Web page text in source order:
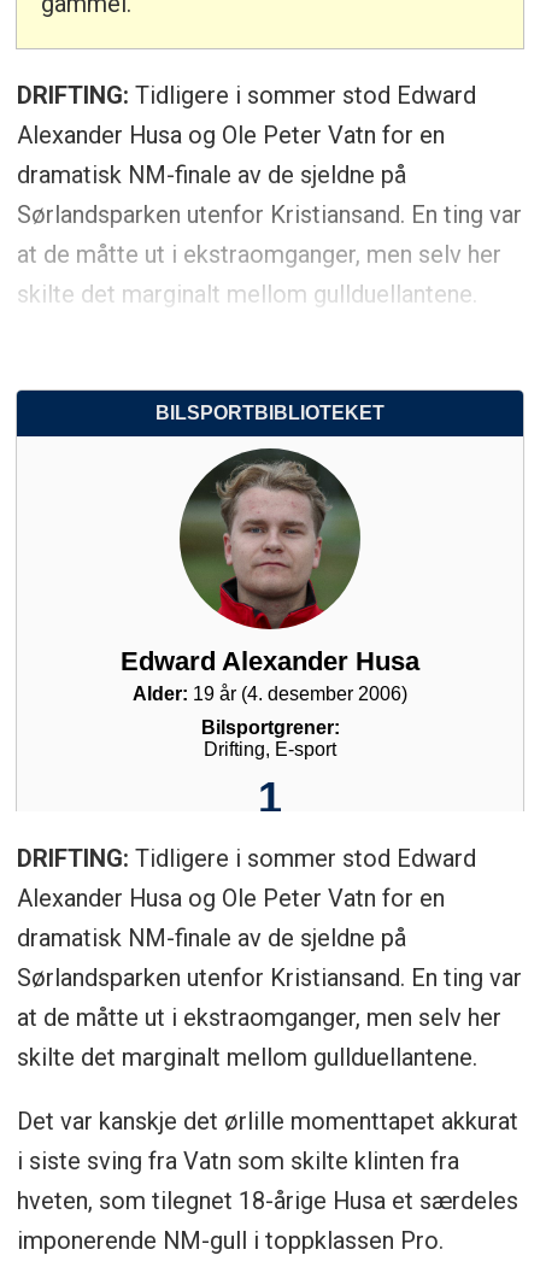
DRIFTING: Tidligere i sommer stod Edward
Alexander Husa og Ole Peter Vatn for en
dramatisk NM-finale av de sjeldne på
Sørlandsparken utenfor Kristiansand. En ting var
at de måtte ut i ekstraomganger, men selv her
skilte det marginalt mellom gullduellantene.
DRIFTING: Tidligere i sommer stod Edward
Alexander Husa og Ole Peter Vatn for en
dramatisk NM-finale av de sjeldne på
Sørlandsparken utenfor Kristiansand. En ting var
at de måtte ut i ekstraomganger, men selv her
skilte det marginalt mellom gullduellantene.
Det var kanskje det ørlille momenttapet akkurat
i siste sving fra Vatn som skilte klinten fra
hveten, som tilegnet 18-årige Husa et særdeles
imponerende NM-gull i toppklassen Pro.